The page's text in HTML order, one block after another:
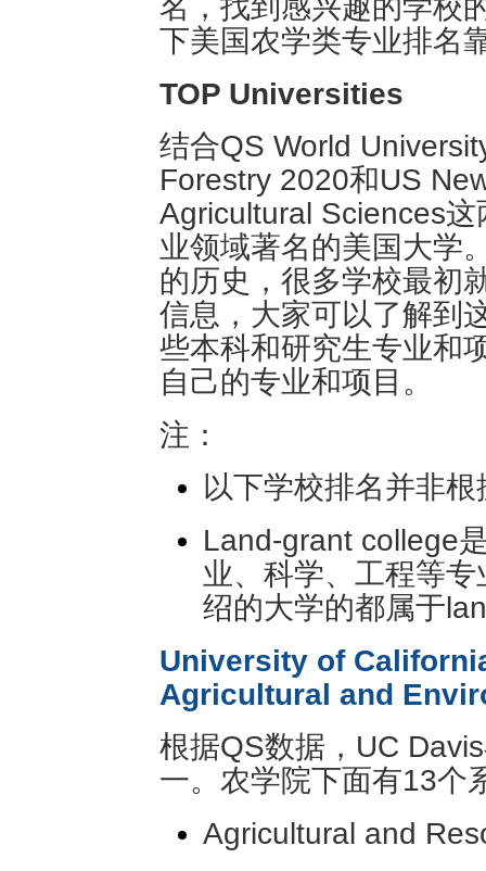
名，找到感兴趣的学校
下美国农学类专业排名
TOP Universities
结合QS World
Forestry 2020和US
Agricultural Sciences
业领域著名的美国大学
的历史，很多学校最初
信息，大家可以了解到
些本科和研究生专业和
自己的专业和项目。
注：
以下学校排名并非
Land-grant college
业、科学、工程等
绍的大学的都属于
University of
Agricultural and
根据QS数据，UC
一。农学院下面有13个
Agricultural and